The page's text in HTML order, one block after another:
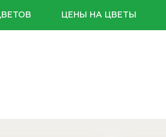
ЦЕНЫ НА ЦВЕТЫ